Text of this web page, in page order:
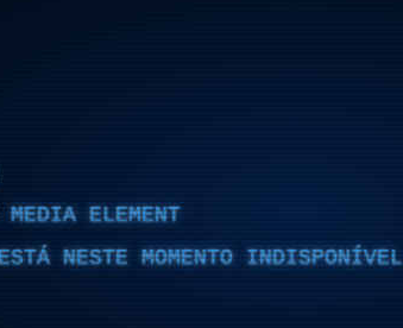
MEDIA ELEMENT
NESTE MOMENTO INDISPONÍVEL